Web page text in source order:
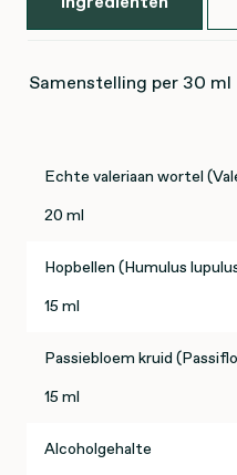
Samenstelling per 30 ml
Echte valeriaan wortel
20 ml
Hopbellen (Humulus
15 ml
Passiebloem kruid
15 ml
Alcoholgehalte